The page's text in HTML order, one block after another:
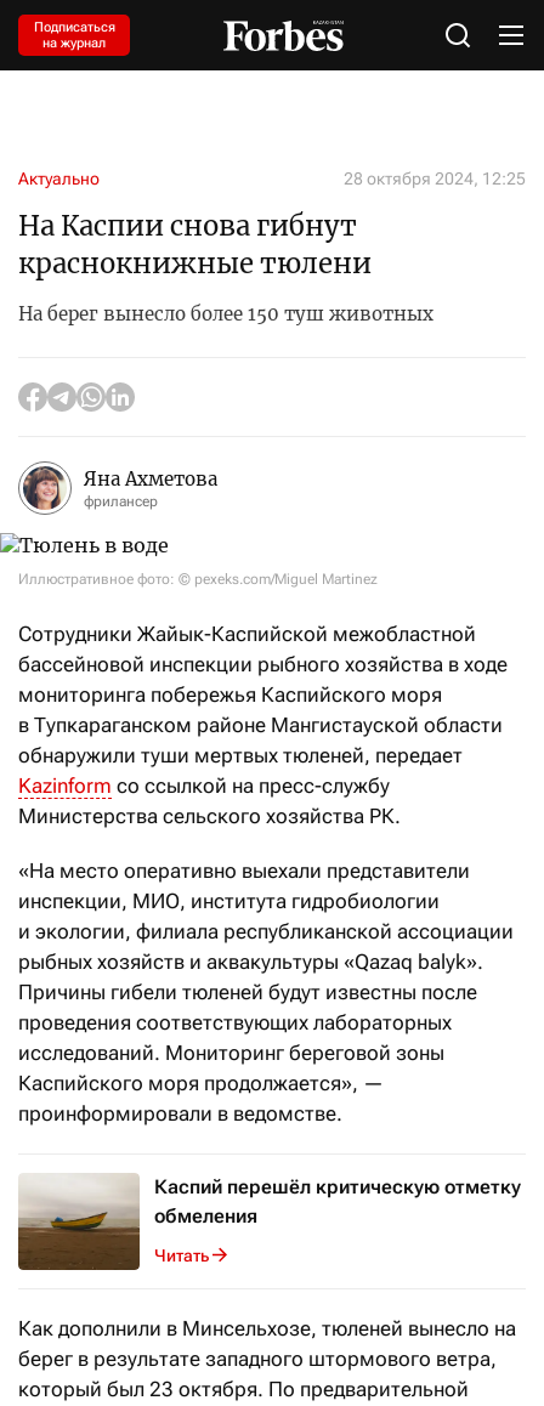
Подписаться
на журнал
Актуально 28 октября 2024, 12:25
На Каспии снова гибнут
краснокнижные тюлени
На берег вынесло более 150 туш животных
Яна Ахметова
фрилансер
Иллюстративное фото: © pexeks.com/Miguel Martinez
Сотрудники Жайык-Каспийской межобластной
бассейновой инспекции рыбного хозяйства в ходе
мониторинга побережья Каспийского моря
в Тупкараганском районе Мангистауской области
обнаружили туши мертвых тюленей, передает
Kazinform со ссылкой на пресс-службу
Министерства сельского хозяйства РК.
«На место оперативно выехали представители
инспекции, МИО, института гидробиологии
и экологии, филиала республиканской ассоциации
рыбных хозяйств и аквакультуры «Qazaq balyk».
Причины гибели тюленей будут известны после
проведения соответствующих лабораторных
исследований. Мониторинг береговой зоны
Каспийского моря продолжается», —
проинформировали в ведомстве.
Каспий перешёл критическую отметку
обмеления
Читать
Как дополнили в Минсельхозе, тюленей вынесло на
берег в результате западного штормового ветра,
который был 23 октября. По предварительной